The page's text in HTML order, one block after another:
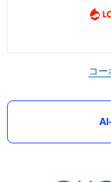
コー
AI